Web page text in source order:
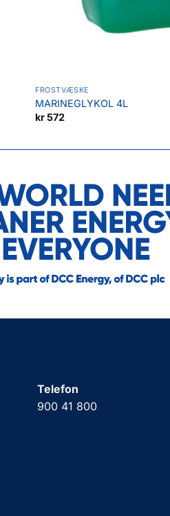
FROSTVÆSKE
MARINEGLYKOL 4L
kr572
Telefon
900 41 800